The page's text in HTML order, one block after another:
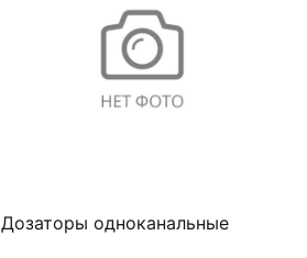
Дозаторы одноканальные